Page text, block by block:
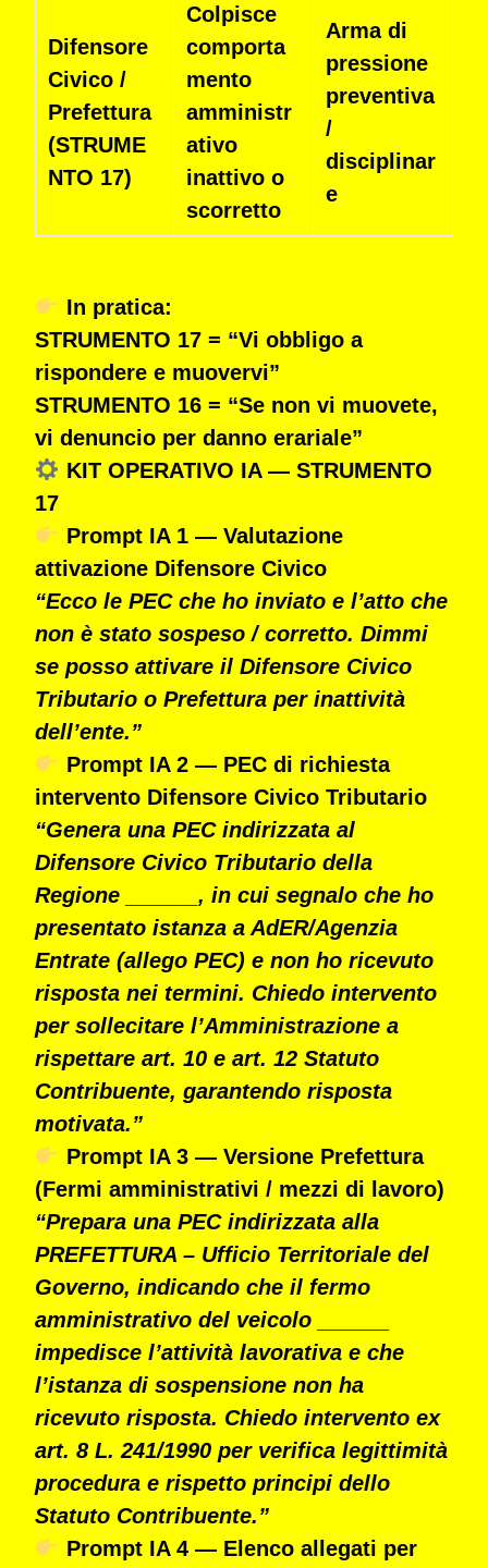
Difensore
Civico /
Prefettura
(STRUME
NTO 17)
Colpisce
comporta
mento
amministr
ativo
inattivo o
scorretto
Arma di
pressione
preventiva
/
disciplinar
e
In pratica:
STRUMENTO 17 = “Vi obbligo a
rispondere e muovervi”
STRUMENTO 16 = “Se non vi muovete,
vi denuncio per danno erariale”
KIT OPERATIVO IA — STRUMENTO
17
Prompt IA 1 — Valutazione
attivazione Difensore Civico
“Ecco le PEC che ho inviato e l’atto che
non è stato sospeso / corretto. Dimmi
se posso attivare il Difensore Civico
Tributario o Prefettura per inattività
dell’ente.”
Prompt IA 2 — PEC di richiesta
intervento Difensore Civico Tributario
“Genera una PEC indirizzata al
Difensore Civico Tributario della
Regione ______, in cui segnalo che ho
presentato istanza a AdER/Agenzia
Entrate (allego PEC) e non ho ricevuto
risposta nei termini. Chiedo intervento
per sollecitare l’Amministrazione a
rispettare art. 10 e art. 12 Statuto
Contribuente, garantendo risposta
motivata.”
Prompt IA 3 — Versione Prefettura
(Fermi amministrativi / mezzi di lavoro)
“Prepara una PEC indirizzata alla
PREFETTURA – Ufficio Territoriale del
Governo, indicando che il fermo
amministrativo del veicolo ______
impedisce l’attività lavorativa e che
l’istanza di sospensione non ha
ricevuto risposta. Chiedo intervento ex
art. 8 L. 241/1990 per verifica legittimità
procedura e rispetto principi dello
Statuto Contribuente.”
Prompt IA 4 — Elenco allegati per